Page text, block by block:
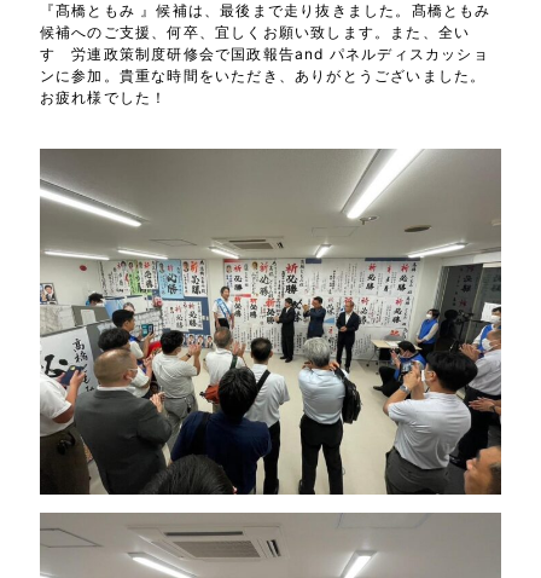
『髙橋ともみ 』候補は、最後まで走り抜きました。髙橋ともみ
候補へのご支援、何卒、宜しくお願い致します。また、全い
すゞ労連政策制度研修会で国政報告and パネルディスカッショ
ンに参加。貴重な時間をいただき、ありがとうございました。
お疲れ様でした！